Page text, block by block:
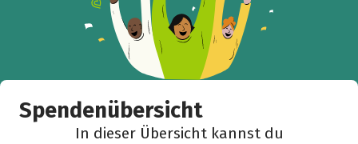
Spendenübersicht
In dieser Übersicht kannst du